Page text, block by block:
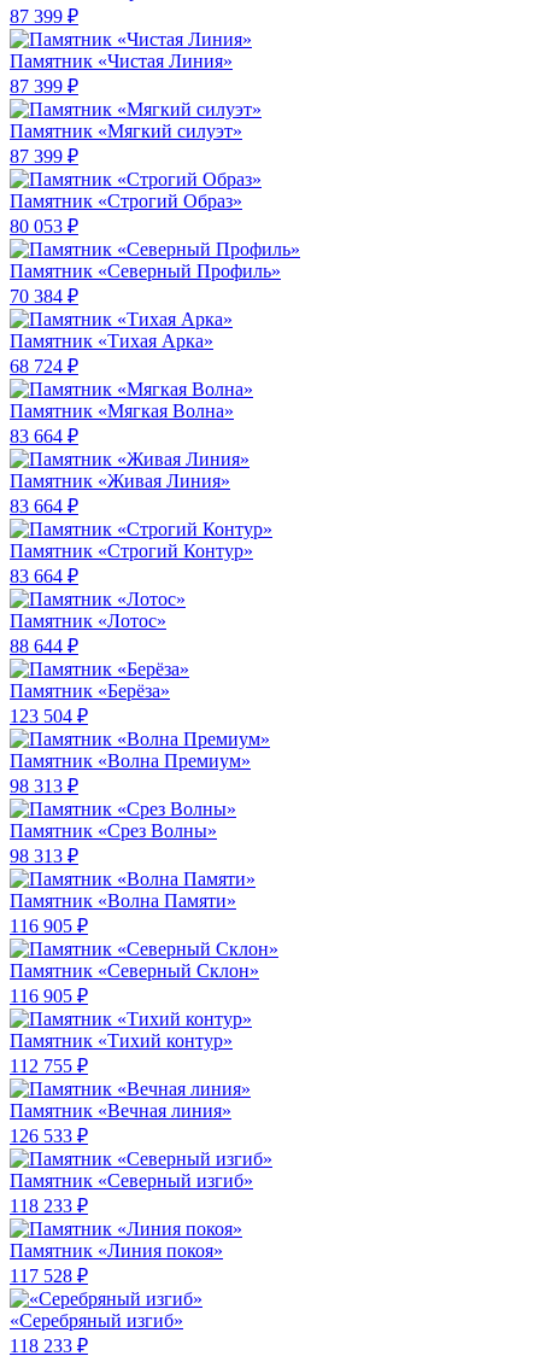
87 399 ₽
Памятник «Чистая Линия»
87 399 ₽
Памятник «Мягкий силуэт»
87 399 ₽
Памятник «Строгий Образ»
80 053 ₽
Памятник «Северный Профиль»
70 384 ₽
Памятник «Тихая Арка»
68 724 ₽
Памятник «Мягкая Волна»
83 664 ₽
Памятник «Живая Линия»
83 664 ₽
Памятник «Строгий Контур»
83 664 ₽
Памятник «Лотос»
88 644 ₽
Памятник «Берёза»
123 504 ₽
Памятник «Волна Премиум»
98 313 ₽
Памятник «Срез Волны»
98 313 ₽
Памятник «Волна Памяти»
116 905 ₽
Памятник «Северный Склон»
116 905 ₽
Памятник «Тихий контур»
112 755 ₽
Памятник «Вечная линия»
126 533 ₽
Памятник «Северный изгиб»
118 233 ₽
Памятник «Линия покоя»
117 528 ₽
«Серебряный изгиб»
118 233 ₽